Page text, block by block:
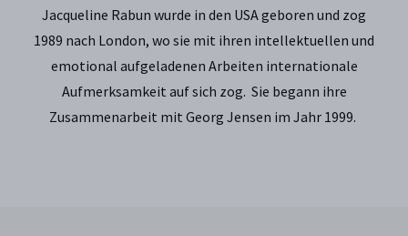
Jacqueline Rabun wurde in den USA geboren und zog
1989 nach London, wo sie mit ihren intellektuellen und
emotional aufgeladenen Arbeiten internationale
Aufmerksamkeit auf sich zog. Sie begann ihre
Zusammenarbeit mit Georg Jensen im Jahr 1999.